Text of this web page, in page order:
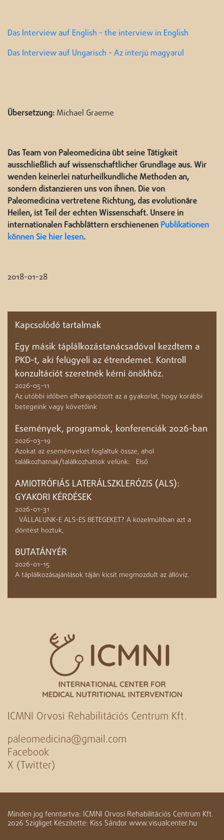
Das Interview auf English - the interview in English
Das Interview auf Ungarisch - Az interjú magyarul
Übersetzung: Michael Graeme
Das Team von Paleomedicina übt seine Tätigkeit
ausschließlich auf wissenschaftlicher Grundlage aus. Wir
wenden keinerlei naturheilkundliche Methoden an,
sondern distanzieren uns von ihnen. Die von
Paleomedicina vertretene Richtung, das evolutionäre
Heilen, ist Teil der echten Wissenschaft. Unsere in
internationalen Fachblättern erschienenen Publikationen
können Sie hier lesen.
2018-01-28
Kapcsolódó tartalmak
Egy másik táplálkozástanácsadóval kezdtem a
PKD-t, aki felügyeli az étrendemet. Kontroll
konzultációt szeretnék kérni önökhöz.
2026-05-11
Az utóbbi időben elharapódzott az a gyakorlat, hogy korábbi
betegeink vagy követőink
Események, programok, konferenciák 2026-ban
2026-03-19
Azokat az eseményeket foglaltuk össze, ahol
találkozhatnak/találkozhattok velünk: Első
AMIOTRÓFIÁS LATERÁLSZKLERÓZIS (ALS):
GYAKORI KÉRDÉSEK
2026-01-31
VÁLLALUNK-E ALS-ES BETEGEKET? A közelmúltban azt a
döntést hoztuk,
BUTATÁNYÉR
2026-01-15
A táplálkozásajánlások táján kicsit megmozdult az állóviz.
ICMNI Orvosi Rehabilitációs Centrum Kft.
paleomedicina@gmail.com
Facebook
X (Twitter)
Minden jog fenntartva: ICMNI Orvosi Rehabilitációs Centrum Kft.
2026 Szigliget Készítette: Kiss Sándor www.visualcenter.hu